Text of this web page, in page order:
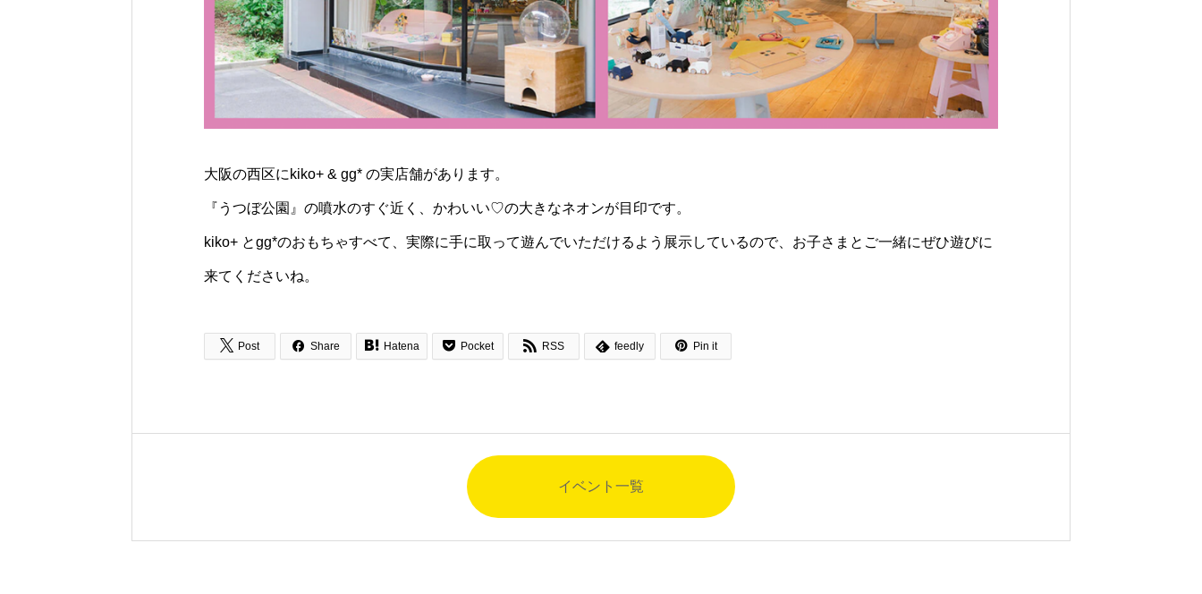
大阪の西区にkiko+ & gg* の実店舗があります。
『うつぼ公園』の噴水のすぐ近く、かわいい♡の大きなネオンが目印です。
kiko+ とgg*のおもちゃすべて、実際に手に取って遊んでいただけるよう展示しているので、お子さまとご一緒にぜひ遊びに
来てくださいね。
 Post  Share  Hatena  Pocket  RSS  feedly  Pin it
イベント一覧